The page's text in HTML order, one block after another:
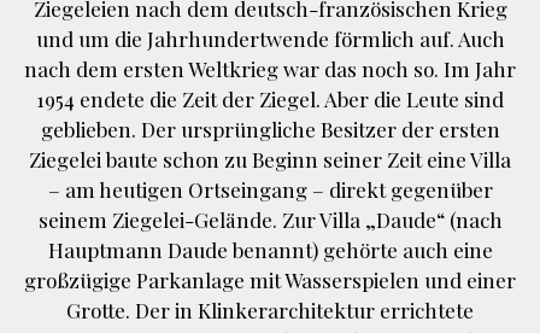
Ziegeleien nach dem deutsch-französischen Krieg
und um die Jahrhundertwende förmlich auf. Auch
nach dem ersten Weltkrieg war das noch so. Im Jahr
1954 endete die Zeit der Ziegel. Aber die Leute sind
geblieben. Der ursprüngliche Besitzer der ersten
Ziegelei baute schon zu Beginn seiner Zeit eine Villa
– am heutigen Ortseingang – direkt gegenüber
seinem Ziegelei-Gelände. Zur Villa „Daude“ (nach
Hauptmann Daude benannt) gehörte auch eine
großzügige Parkanlage mit Wasserspielen und einer
Grotte. Der in Klinkerarchitektur errichtete